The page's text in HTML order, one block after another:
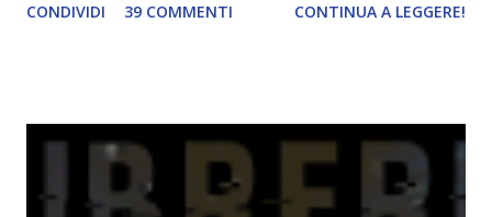
fine mi avete convinto e ho deciso di parlarvi della mia
ciò che mi è stato d'aiuto per affrontarla. Perciò non ci
perché..perché sì u.u) e chiunque abbia voglia di
CONDIVIDI 39 COMMENTI CONTINUA A LEGGERE!